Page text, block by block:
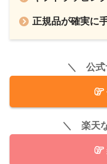
正規品が確実に
＼ 公式
＼ 楽天